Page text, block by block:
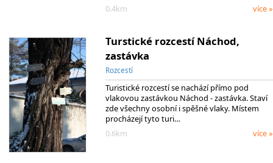
0.4km
více »
Turstické rozcestí Náchod,
zastávka
Rozcestí
Turistické rozcestí se nachází přímo pod
vlakovou zastávkou Náchod - zastávka. Staví
zde všechny osobní i spěšné vlaky. Místem
procházejí tyto turi…
0.6km
více »